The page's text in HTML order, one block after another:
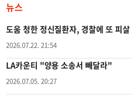
뉴스
도움 청한 정신질환자, 경찰에 또 피살
2026.07.22. 21:54
LA카운티 "양용 소송서 빼달라"
2026.07.05. 20:27